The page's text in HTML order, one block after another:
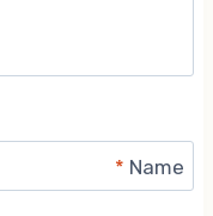
Name
*